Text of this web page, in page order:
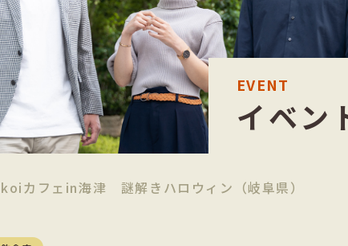
EVENT
イベン
koiカフェin海津 謎解きハロウィン（岐阜県）